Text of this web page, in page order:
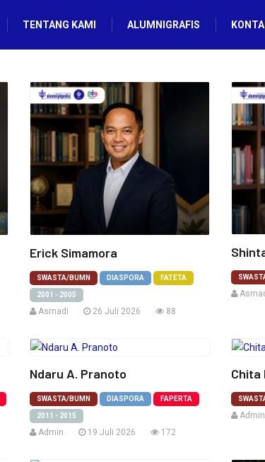
TENTANG KAMI ALUMNIGRAFIS
Erick Simamora
SWASTA/BUMN DIASPORA FATETA
2001 - 2005
Asmadi 26 Juli 2026 88
Ndaru A. Pranoto
SWASTA/BUMN DIASPORA FAPERTA
2011 - 2015
Admin 19 Juli 2026 172
Chita
Admin